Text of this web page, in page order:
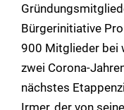
Bürgerinitiative
900 Mitglieder bei
zwei Corona-
nächstes
Irmer, der von